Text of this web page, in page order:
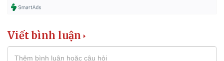
Viết bình luận